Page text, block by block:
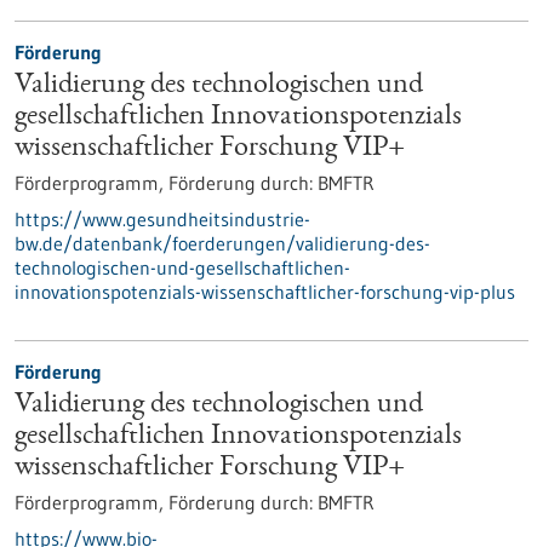
Förderung
Validierung des technologischen und
gesellschaftlichen Innovationspotenzials
wissenschaftlicher Forschung VIP+
Förderprogramm, Förderung durch: BMFTR
https://www.gesundheitsindustrie-
bw.de/datenbank/foerderungen/validierung-des-
technologischen-und-gesellschaftlichen-
innovationspotenzials-wissenschaftlicher-forschung-vip-plus
Förderung
Validierung des technologischen und
gesellschaftlichen Innovationspotenzials
wissenschaftlicher Forschung VIP+
Förderprogramm, Förderung durch: BMFTR
https://www.bio-